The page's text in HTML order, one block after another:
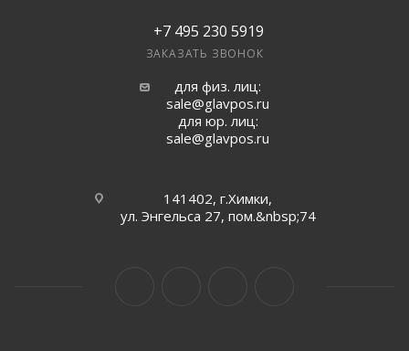
+7 495 230 5919
ЗАКАЗАТЬ ЗВОНОК
для физ. лиц:
sale@glavpos.ru
для юр. лиц:
sale@glavpos.ru
141402, г.Химки,
ул. Энгельса 27, пом.&nbsp;74